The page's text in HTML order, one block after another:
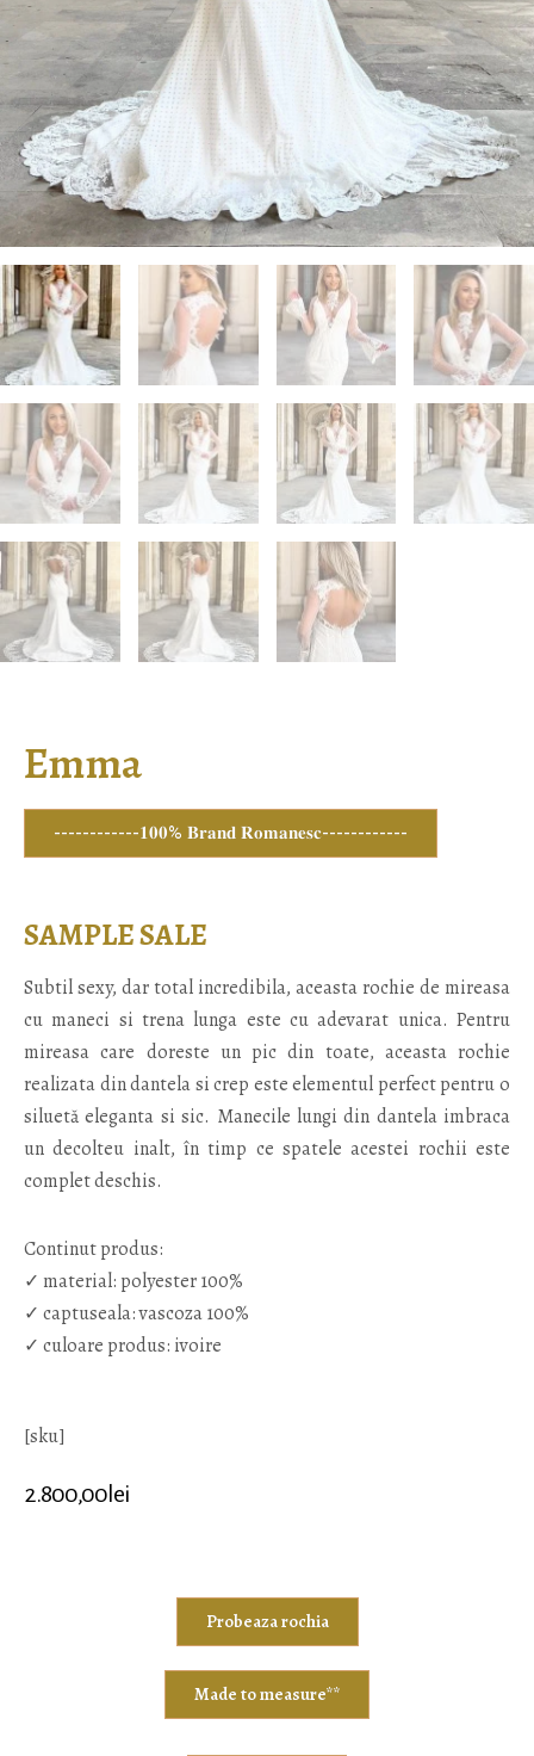
Emma
------------𝟏𝟎𝟎% 𝐁𝐫𝐚𝐧𝐝 𝐑𝐨𝐦𝐚𝐧𝐞𝐬𝐜------------
SAMPLE SALE
Subtil sexy, dar total incredibila, aceasta rochie de mireasa
cu maneci si trena lunga este cu adevarat unica. Pentru
mireasa care doreste un pic din toate, aceasta rochie
realizata din dantela si crep este elementul perfect pentru o
siluetă eleganta si sic. Manecile lungi din dantela imbraca
un decolteu inalt, în timp ce spatele acestei rochii este
complet deschis.
Continut produs:
✓ material: polyester 100%
✓ captuseala: vascoza 100%
✓ culoare produs: ivoire
[sku]
2.800,00 lei
Probeaza rochia
Made to measure**